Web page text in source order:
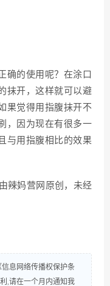
确的使用呢？在涂口
抹开，这样就可以避
果觉得用指腹抹开不
，因为现在有很多一
与用指腹相比的效果
辣妈营网原创，未经
息网络传播权保护条
,请在一个月内通知我